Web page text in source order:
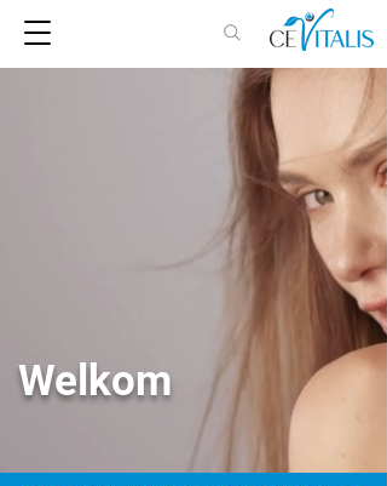
Welkom